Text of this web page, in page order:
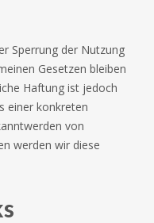
Sperrung der Nutzung
Gesetzen bleiben
Haftung ist jedoch
einer konkreten
von
werden wir diese